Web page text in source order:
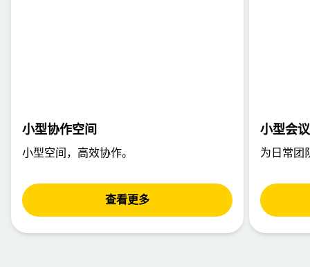
小型协作空间
小型空间，高效协作。
查看更多
小型会
为日常团